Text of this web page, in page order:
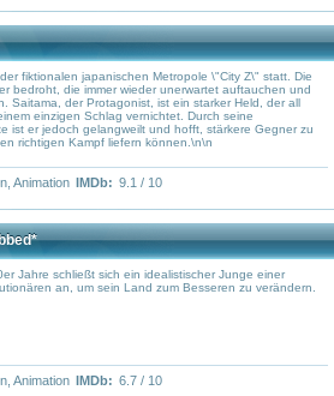
fiktionalen japanischen Metropole \"City Z\" statt. Die
bedroht, die immer wieder unerwartet auftauchen und
Saitama, der Protagonist, ist ein starker Held, der all
einzigen Schlag vernichtet. Durch seine
ist er jedoch gelangweilt und hofft, stärkere Gegner zu
richtigen Kampf liefern können.\n\n
Animation IMDb: 9.1 / 10
Jahre schließt sich ein idealistischer Junge einer
an, um sein Land zum Besseren zu verändern.
Animation IMDb: 6.7 / 10